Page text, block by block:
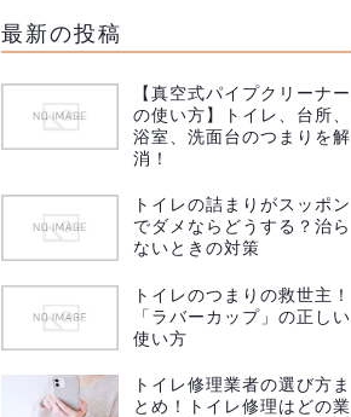
最新の投稿
【真空式パイプクリーナー
の使い方】トイレ、台所、
浴室、洗面台のつまりを解
消！
トイレの詰まりがスッポン
でダメならどうする？治ら
ないときの対策
トイレのつまりの救世主！
「ラバーカップ」の正しい
使い方
トイレ修理業者の選び方ま
とめ！トイレ修理はどの業